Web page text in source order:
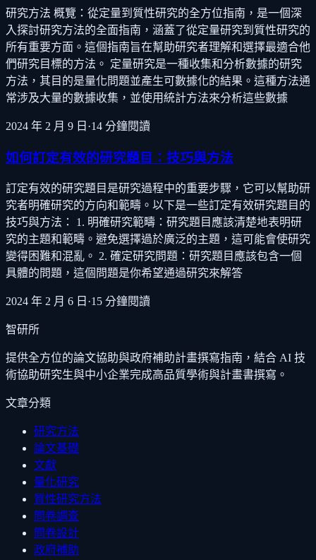
研究方法 概覽：從定量到質性研究的全方位指南，是一個深
入探討研究方法的全面指南，涵蓋了從定量研究到質性研究的
所有重要方面。這個指南旨在幫助研究者理解和選擇最適合他
們研究目標的方法。 定量研究是一種收集和分析數據的研究
方法，其目的是量化問題並產生可數據化的結果。這種方法通
常涉及大量的數據收集，並使用統計方法來分析這些數據
2024 年 2 月 9 日 ·14 分鐘閱讀
如何訂定有效的研究題目：技巧與方法
訂定有效的研究題目是研究過程中的重要步驟，它可以幫助研
究者明確研究的方向和範疇。以下是一些訂定有效研究題目的
技巧與方法： 1. 明確研究範疇：研究題目應該清楚地表明研
究的主題和範疇。避免選擇過於廣泛的主題，這可能會使研究
變得困難和混亂。 2. 確定研究問題：研究題目應該包含一個
具體的問題，這個問題是你希望通過研究來解答
2024 年 2 月 6 日 ·15 分鐘閱讀
智研所
提供全方位的論文協助與政府補助計畫撰寫指南，結合 AI 技
術協助研究生與中小企業完成高品質學術與計畫書撰寫。
文章分類
研究方法
論文基礎
文獻
量化研究
質性研究方法
問卷調查
問卷設計
政府補助